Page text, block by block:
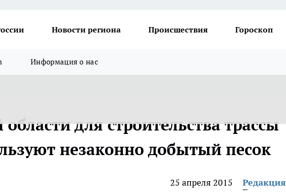
Новости региона Происшествия Гороскоп
Информация о нас
для строительства трассы
незаконно добытый песок
25 апреля 2015 Редакция